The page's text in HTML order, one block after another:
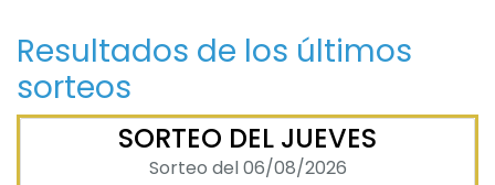
Resultados de los últimos
sorteos
SORTEO DEL JUEVES
Sorteo del 06/08/2026